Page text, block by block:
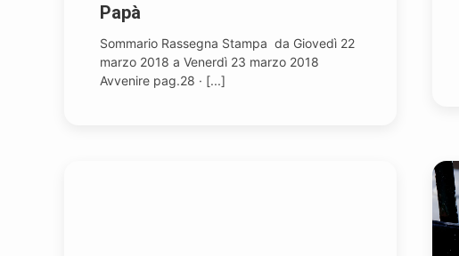
Papà
Sommario Rassegna Stampa da Giovedì 22
marzo 2018 a Venerdì 23 marzo 2018
Avvenire pag.28 · [...]